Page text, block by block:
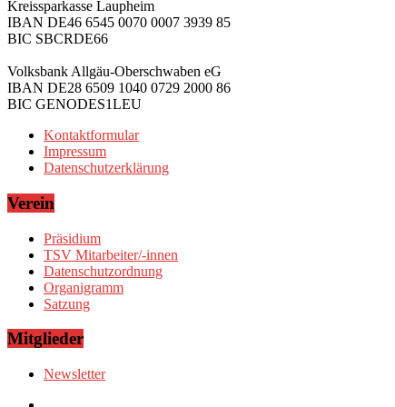
Kreissparkasse Laupheim
IBAN DE46 6545 0070 0007 3939 85
BIC SBCRDE66
Volksbank Allgäu-Oberschwaben eG
IBAN DE28 6509 1040 0729 2000 86
BIC GENODES1LEU
Kontaktformular
Impressum
Datenschutzerklärung
Verein
Präsidium
TSV Mitarbeiter/-innen
Datenschutzordnung
Organigramm
Satzung
Mitglieder
Newsletter